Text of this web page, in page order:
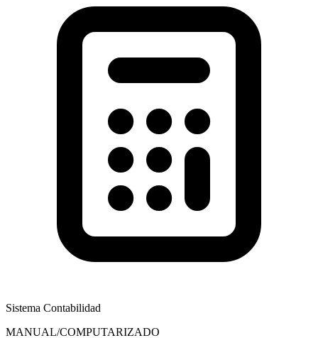
Sistema Contabilidad
MANUAL/COMPUTARIZADO